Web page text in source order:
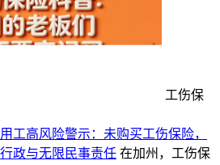
工伤保
工高风险警示：未购买工伤保险，
政与无限民事责任 在加州，工伤保